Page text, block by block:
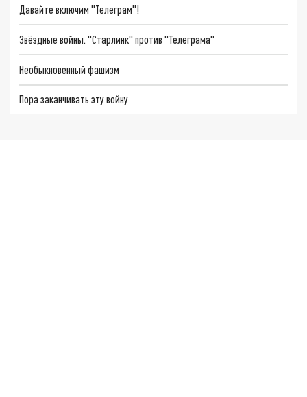
Давайте включим "Телеграм"!
Звёздные войны. "Старлинк" против "Телеграма"
Необыкновенный фашизм
Пора заканчивать эту войну